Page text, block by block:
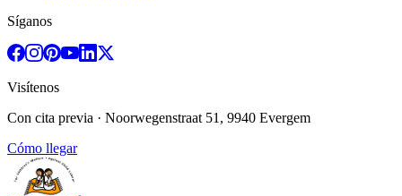
Síganos
Visítenos
Con cita previa · Noorwegenstraat 51, 9940 Evergem
Cómo llegar